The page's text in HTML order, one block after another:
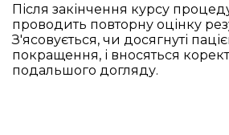
Після закінчення курсу
проводить повторну оцінку
З'ясовується, чи досягнуті
покращення, і вносяться
подальшого догляду.